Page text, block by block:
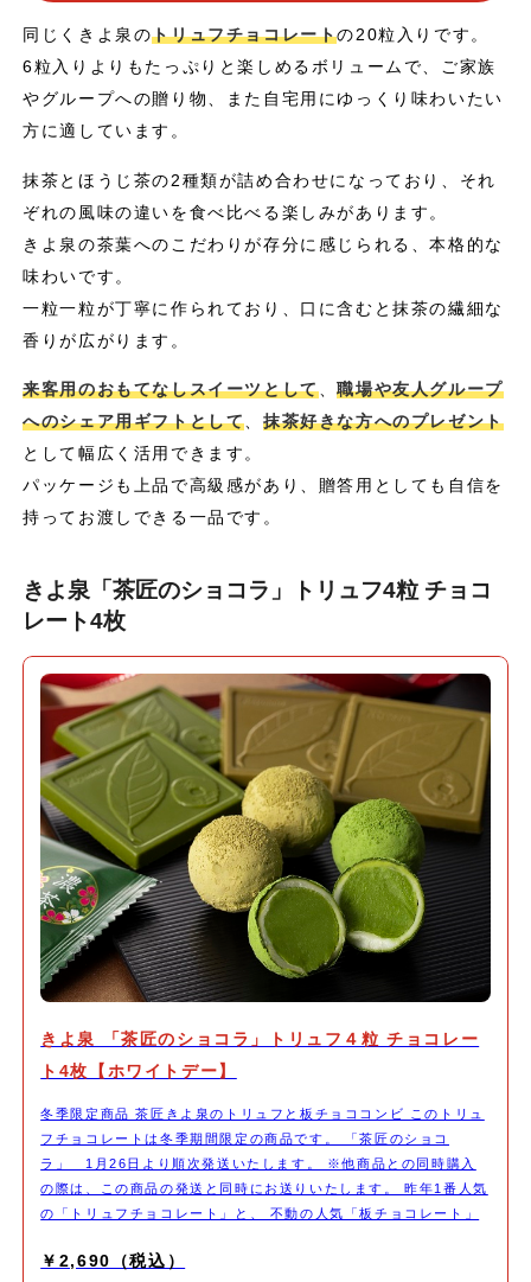
同じくきよ泉のトリュフチョコレートの20粒入りです。
6粒入りよりもたっぷりと楽しめるボリュームで、ご家族
やグループへの贈り物、また自宅用にゆっくり味わいたい
方に適しています。
抹茶とほうじ茶の2種類が詰め合わせになっており、それ
ぞれの風味の違いを食べ比べる楽しみがあります。
きよ泉の茶葉へのこだわりが存分に感じられる、本格的な
味わいです。
一粒一粒が丁寧に作られており、口に含むと抹茶の繊細な
香りが広がります。
来客用のおもてなしスイーツとして、職場や友人グループ
へのシェア用ギフトとして
抹茶好きな方へのプレゼント
として幅広く活用できます。
パッケージも上品で高級感があり、贈答用としても自信を
持ってお渡しできる一品です。
きよ泉「茶匠のショコラ」トリュフ4粒 チョコ
レート4枚
きよ泉 「茶匠のショコラ」トリュフ４粒 チョコレー
ト4枚【ホワイトデー】
冬季限定商品 茶匠きよ泉のトリュフと板チョココンビ このトリュ
フチョコレートは冬季期間限定の商品です。 「茶匠のショコ
ラ」 1月26日より順次発送いたします。 ※他商品との同時購入
の際は、この商品の発送と同時にお送りいたします。 昨年1番人気
の「トリュフチョコレート」と、 不動の人気「板チョコレート」
はいかがでしょうか。 ※昨年より抹茶の含有量が増えさらに濃く
￥2,690（税込）